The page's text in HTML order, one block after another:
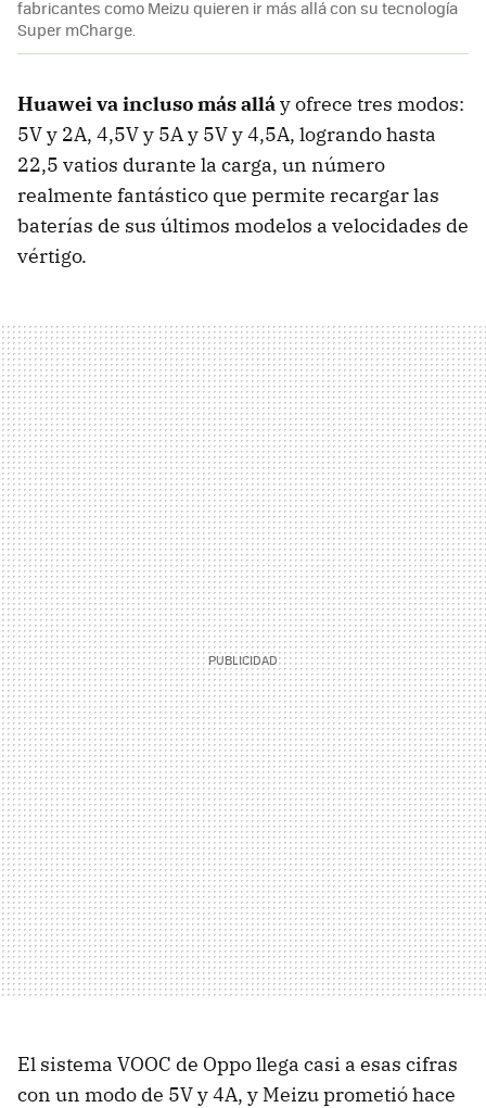
fabricantes como Meizu quieren ir más allá con su tecnología
Super mCharge.
Huawei va incluso más allá y ofrece tres modos:
5V y 2A, 4,5V y 5A y 5V y 4,5A, logrando hasta
22,5 vatios durante la carga, un número
realmente fantástico que permite recargar las
baterías de sus últimos modelos a velocidades de
vértigo.
El sistema VOOC de Oppo llega casi a esas cifras
con un modo de 5V y 4A, y Meizu prometió hace